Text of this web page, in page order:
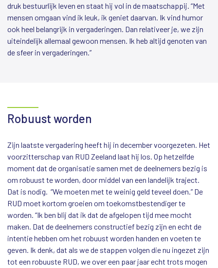
druk bestuurlijk leven en staat hij vol in de maatschappij. “Met
mensen omgaan vind ik leuk, ik geniet daarvan. Ik vind humor
ook heel belangrijk in vergaderingen. Dan relativeer je, we zijn
uiteindelijk allemaal gewoon mensen. Ik heb altijd genoten van
de sfeer in vergaderingen.”
Robuust worden
Zijn laatste vergadering heeft hij in december voorgezeten. Het
voorzitterschap van RUD Zeeland laat hij los. Op hetzelfde
moment dat de organisatie samen met de deelnemers bezig is
om robuust te worden, door middel van een landelijk traject.
Dat is nodig. “We moeten met te weinig geld teveel doen.” De
RUD moet kortom groeien om toekomstbestendiger te
worden. “Ik ben blij dat ik dat de afgelopen tijd mee mocht
maken. Dat de deelnemers constructief bezig zijn en echt de
intentie hebben om het robuust worden handen en voeten te
geven. Ik denk, dat als we de stappen volgen die nu ingezet zijn
tot een robuuste RUD, we over een paar jaar echt trots mogen